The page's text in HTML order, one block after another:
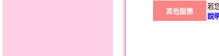
其他服務
若
說